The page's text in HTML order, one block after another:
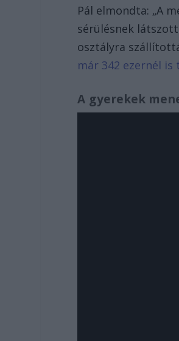
Pál elmondta: „A
sérülésnek
osztályra
már 342 ezernél
A gyerekek